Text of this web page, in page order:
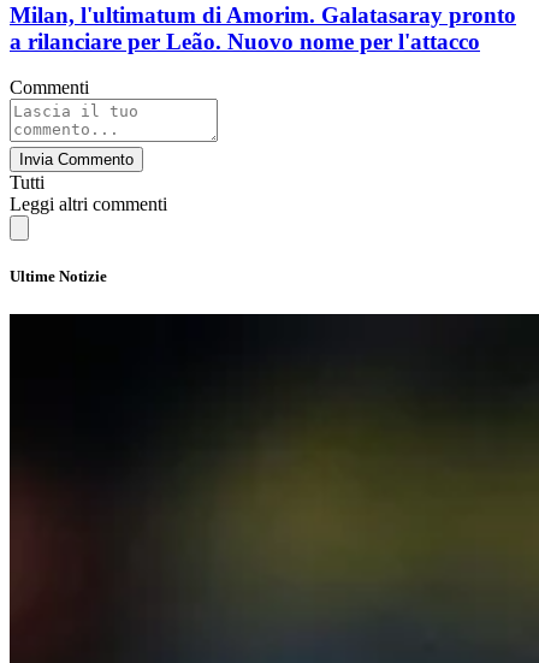
Milan, l'ultimatum di Amorim. Galatasaray pronto
a rilanciare per Leão. Nuovo nome per l'attacco
Commenti
Invia Commento
Tutti
Leggi altri commenti
Ultime Notizie